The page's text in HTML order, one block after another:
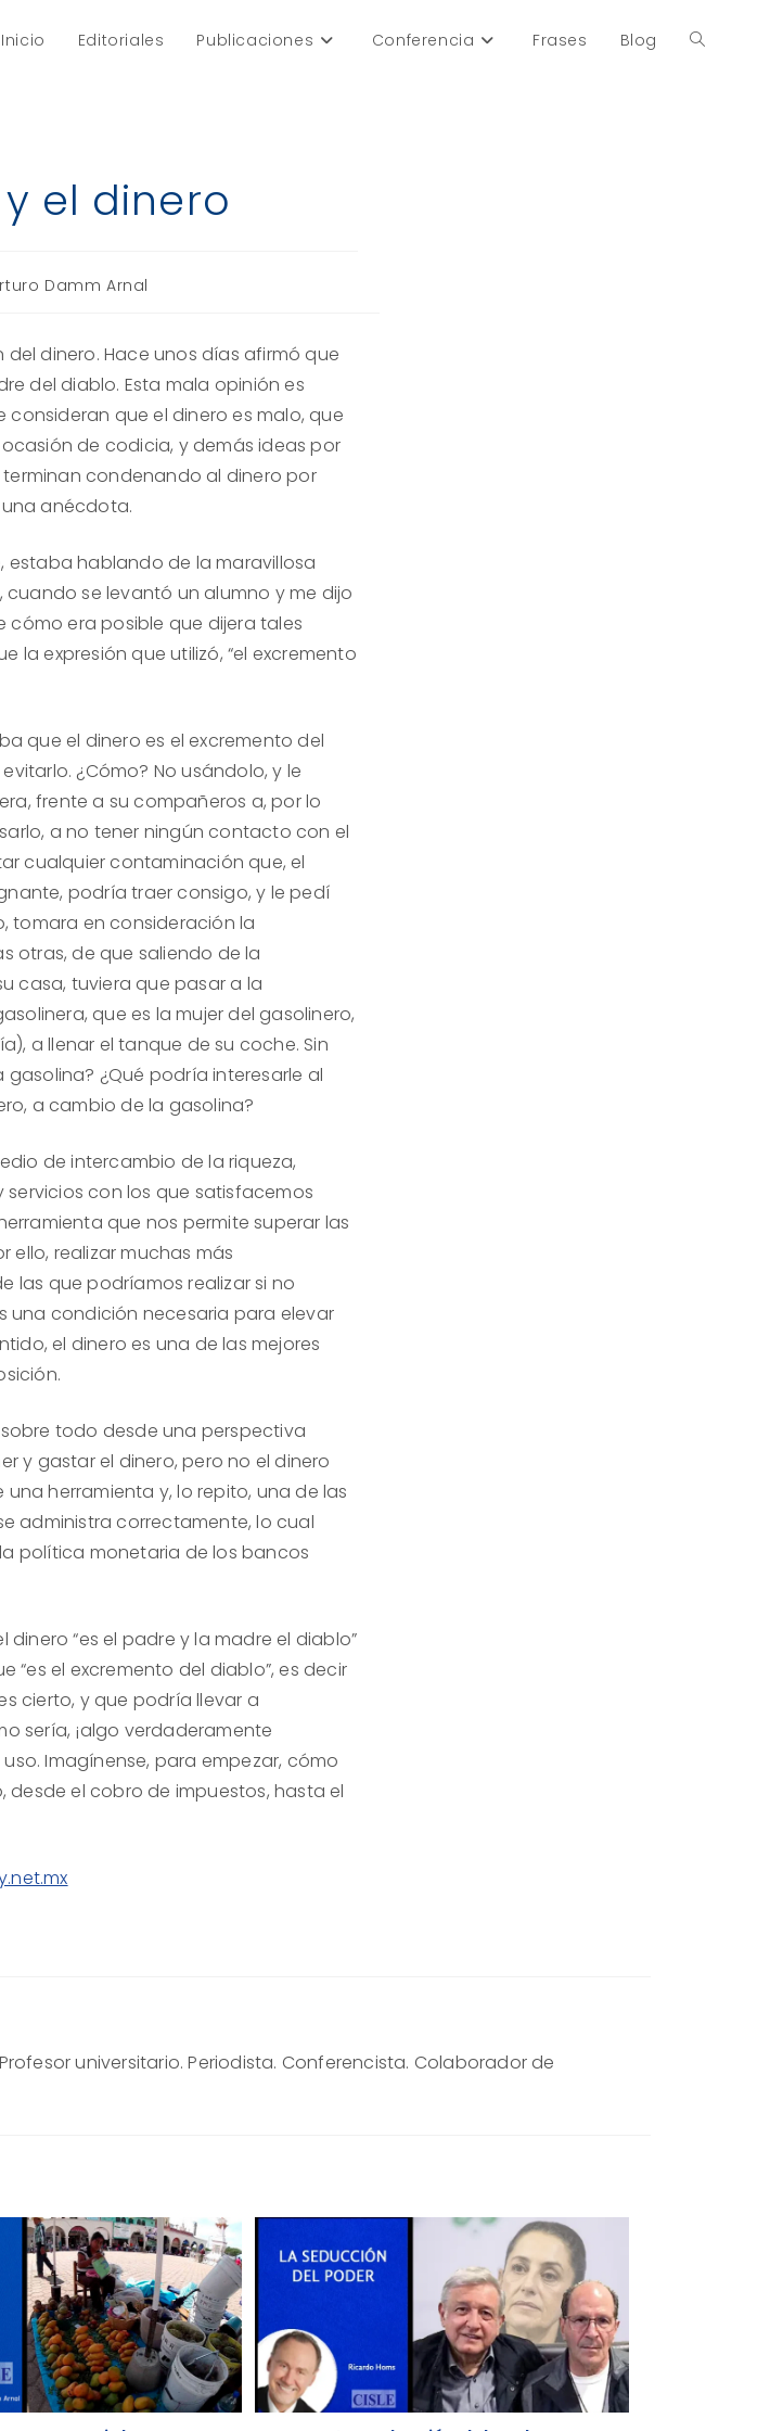
Inicio Editoriales Publicaciones Conferencia Frases Blog Alternar
y el dinero
Damm Arnal
del dinero. Hace unos días afirmó que
del diablo. Esta mala opinión es
que el dinero es malo, que
de codicia, y demás ideas por
terminan condenando al dinero por
anécdota.
estaba hablando de la maravillosa
cuando se levantó un alumno y me dijo
era posible que dijera tales
la expresión que utilizó, “el excremento
que el dinero es el excremento del
¿Cómo? No usándolo, y le
frente a su compañeros a, por lo
a no tener ningún contacto con el
cualquier contaminación que, el
podría traer consigo, y le pedí
tomara en consideración la
otras, de que saliendo de la
casa, tuviera que pasar a la
que es la mujer del gasolinero,
a llenar el tanque de su coche. Sin
¿Qué podría interesarle al
a cambio de la gasolina?
de intercambio de la riqueza,
servicios con los que satisfacemos
que nos permite superar las
ello, realizar muchas más
las que podríamos realizar si no
una condición necesaria para elevar
el dinero es una de las mejores
todo desde una perspectiva
y gastar el dinero, pero no el dinero
herramienta y, lo repito, una de las
administra correctamente, lo cual
política monetaria de los bancos
dinero “es el padre y la madre el diablo”
“es el excremento del diablo”, es decir
cierto, y que podría llevar a
sería, ¡algo verdaderamente
Imagínense, para empezar, cómo
desde el cobro de impuestos, hasta el
universitario. Periodista. Conferencista. Colaborador de